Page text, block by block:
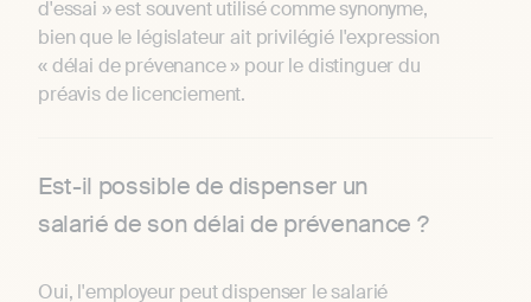
d'essai » est souvent utilisé comme synonyme,
bien que le législateur ait privilégié l'expression
« délai de prévenance » pour le distinguer du
préavis de licenciement.
Est-il possible de dispenser un
salarié de son délai de prévenance ?
Oui, l'employeur peut dispenser le salarié